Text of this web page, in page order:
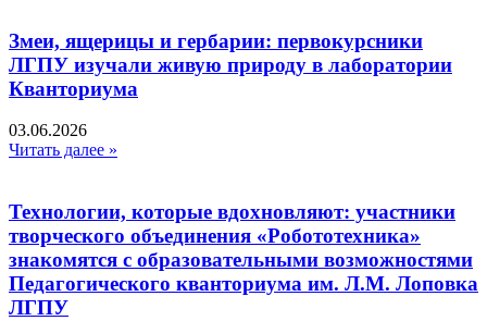
Змеи, ящерицы и гербарии: первокурсники
ЛГПУ изучали живую природу в лаборатории
Кванториума
03.06.2026
Читать далее »
Технологии, которые вдохновляют: участники
творческого объединения «Робототехника»
знакомятся с образовательными возможностями
Педагогического кванториума им. Л.М. Лоповка
ЛГПУ